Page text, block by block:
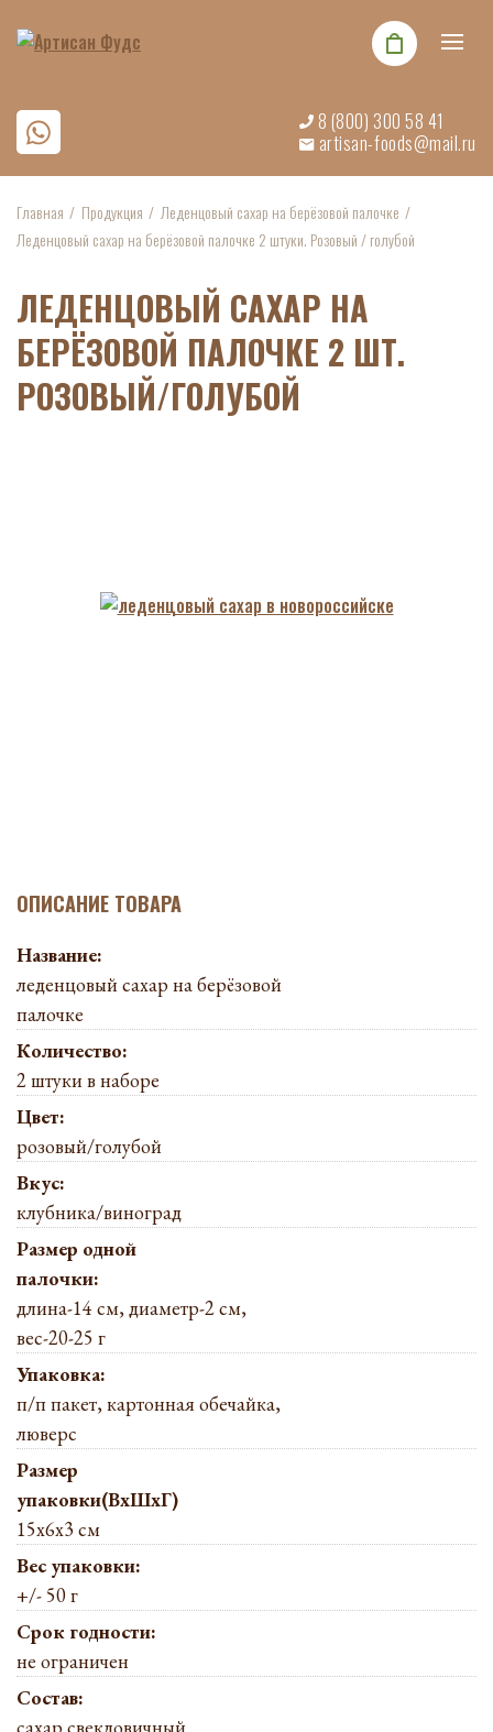
8 (800) 300 58 41
artisan-foods@mail.ru
Главная Продукция
Леденцовый сахар на берёзовой палочке
Леденцовый сахар на берёзовой палочке 2 штуки. Розовый / голубой
ЛЕДЕНЦОВЫЙ САХАР НА
БЕРЁЗОВОЙ ПАЛОЧКЕ 2 ШТ.
РОЗОВЫЙ/ГОЛУБОЙ
ОПИСАНИЕ ТОВАРА
Название:
леденцовый сахар на берёзовой
палочке
Количество:
2 штуки в наборе
Цвет:
розовый/голубой
Вкус:
клубника/виноград
Размер одной
палочки:
длина-14 см, диаметр-2 см,
вес-20-25 г
Упаковка:
п/п пакет, картонная обечайка,
люверс
Размер
упаковки(ВхШхГ)
15х6х3 см
Вес упаковки:
+/- 50 г
Срок годности:
не ограничен
Состав: